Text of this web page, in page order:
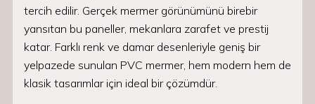
tercih edilir. Gerçek mermer görünümünü birebir
yansıtan bu paneller, mekanlara zarafet ve prestij
katar. Farklı renk ve damar desenleriyle geniş bir
yelpazede sunulan PVC mermer, hem modern hem de
klasik tasarımlar için ideal bir çözümdür.